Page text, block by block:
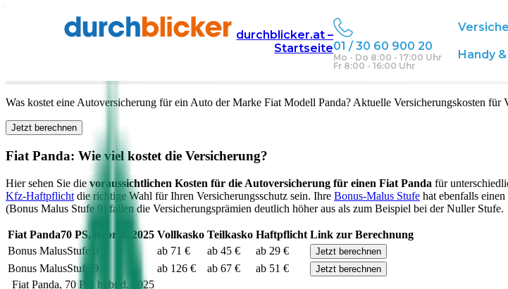
durchblicker.at –
Startseite01 / 30 60 900 20
Mo - Do 8:00 - 17:00 Uhr
Fr 8:00 - 16:00 Uhr
Handy
Autoversicherung Fiat
in Österreich
Was kostet eine Autoversicherung für ein Auto der Marke FiatModell Panda? Aktuelle Versicherungskosten
Jetzt berechnen
Fiat Panda: Wie viel kostet die Versicherung?
Hier sehen Sie die voraussichtlichen Kosten für die Autoversicherung für einen Fiat Panda für
Kfz-Haftpflicht die richtige Wahl für Ihren Versicherungsschutz sein. Ihre Bonus-Malus Stufe hat ebenfalls
(Bonus Malus Stufe 9) fallen die Versicherungsprämien deutlich höher aus als zum Beispiel bei der Nuller Stufe.
Fiat Panda70 PS, hybrid 2025 Vollkasko Teilkasko Haftpflicht Link zur Berechnung
Bonus MalusStufe 0 ab 71 € ab 45 € ab 29 € Jetzt berechnen
Bonus MalusStufe 9 ab 126 € ab 67 € ab 51 € Jetzt berechnen
Fiat Panda, 70PS, hybrid,
2025